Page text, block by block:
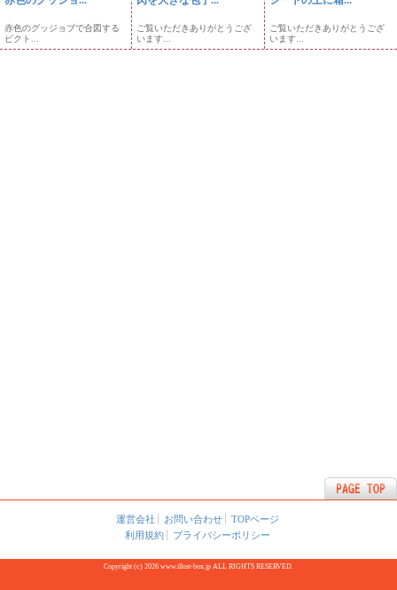
赤色のグッジョブで合図する
ピクト...
ご覧いただきありがとうござ
います...
ご覧いただきありがとうござ
います...
運営会社 お問い合わせ
TOPページ
利用規約
プライバシーポリシー
Copyright (c) 2026 www.illust-box.jp ALL RIGHTS RESERVED.